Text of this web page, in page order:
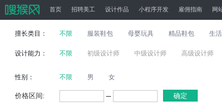
首页 招聘美工 设计作品 小程序开发 雇佣指南 网
擅长类目： 不限 服装鞋包 母婴玩具 精品鞋包 生
设计能力： 不限 初级设计师 中级设计师 高级设计师
性别： 不限 男 女
价格区间: 确定